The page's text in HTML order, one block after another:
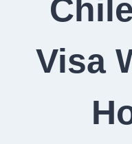
Visa